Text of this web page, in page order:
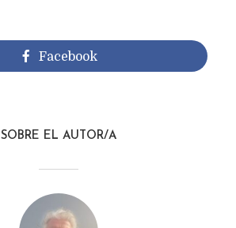
Facebook
SOBRE EL AUTOR/A